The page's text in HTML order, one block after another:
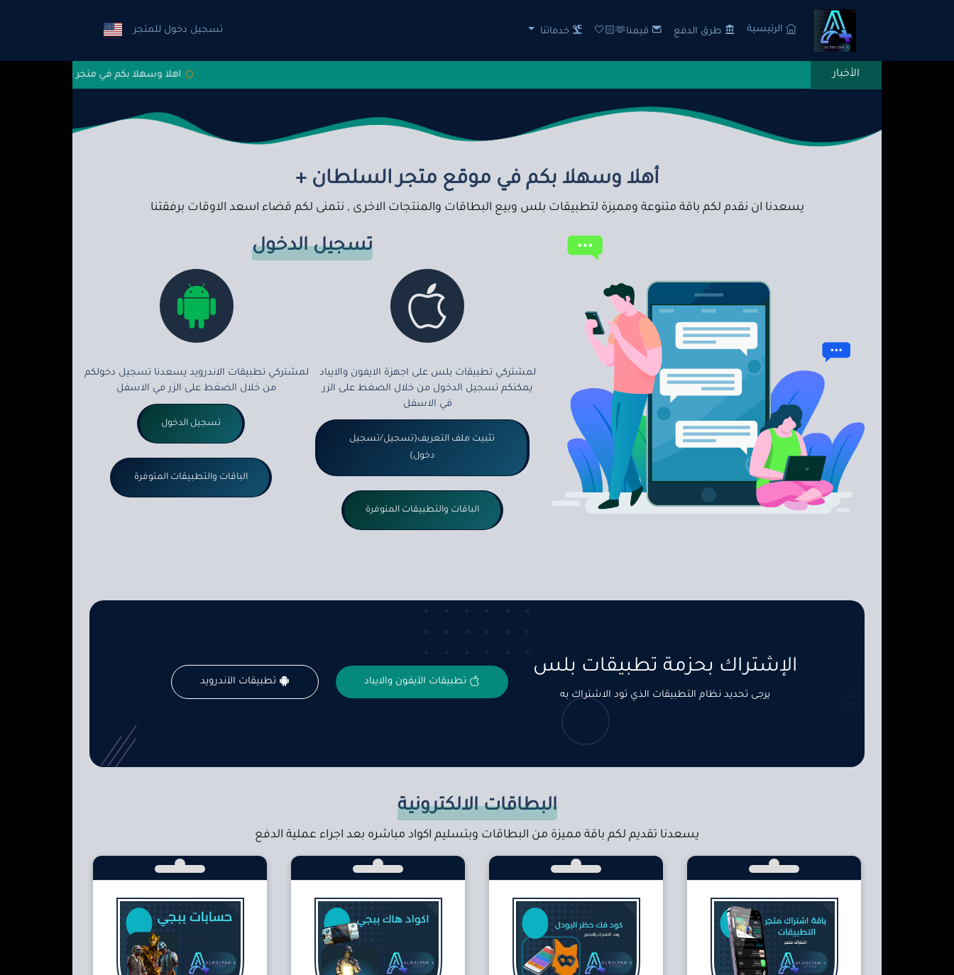
الرئيسية طرق الدفع قيمنا🫶🏻🤍 خدماتنا تسجيل دخول للمتجر
اهلا وسهلا بكم في متجر السلطان
أهلا وسهلا بكم في موقع متجر السلطان +
يسعدنا ان نقدم لكم باقة متنوعة ومميزة لتطبيقات بلس وبيع البطاقات والمنتجات الاخرى , نتمنى لكم قضاء اسعد الاوقات برفقتنا
تسجيل الدخول
لمشتركي تطبيقات بلس على اجهزة الايفون والايباد
يمكنكم تسجيل الدخول من خلال الضغط على الزر
في الاسفل
تثبيت ملف التعريف(تسجيل/تسجيل
دخول)
الباقات والتطبيقات المتوفرة
لمشتركي تطبيقات الاندرويد يسعدنا تسجيل دخولكم
من خلال الضغط على الزر في الاسفل
تسجيل الدخول
الباقات والتطبيقات المتوفرة
الإشتراك بحزمة تطبيقات بلس
يرجى تحديد نظام التطبيقات الذي تود الاشتراك به
تطبيقات الآيفون والايباد تطبيقات الآندرويد
البطاقات الالكترونية
يسعدنا تقديم لكم باقة مميزة من البطاقات وبتسليم اكواد مباشره بعد اجراء عملية الدفع